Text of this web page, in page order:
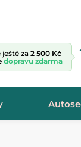
za 2 500 Kč
dopravu zdarma